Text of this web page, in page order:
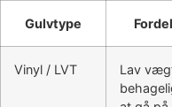
Gulvtype
Vinyl / LVT
Lav